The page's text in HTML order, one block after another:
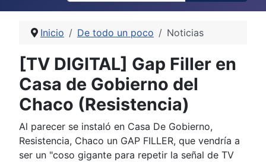
Inicio De todo un poco Noticias
[TV DIGITAL] Gap Filler en
Casa de Gobierno del
Chaco (Resistencia)
Al parecer se instaló en Casa De Gobierno,
Resistencia, Chaco un GAP FILLER, que vendría a
ser un "coso gigante para repetir la señal de TV